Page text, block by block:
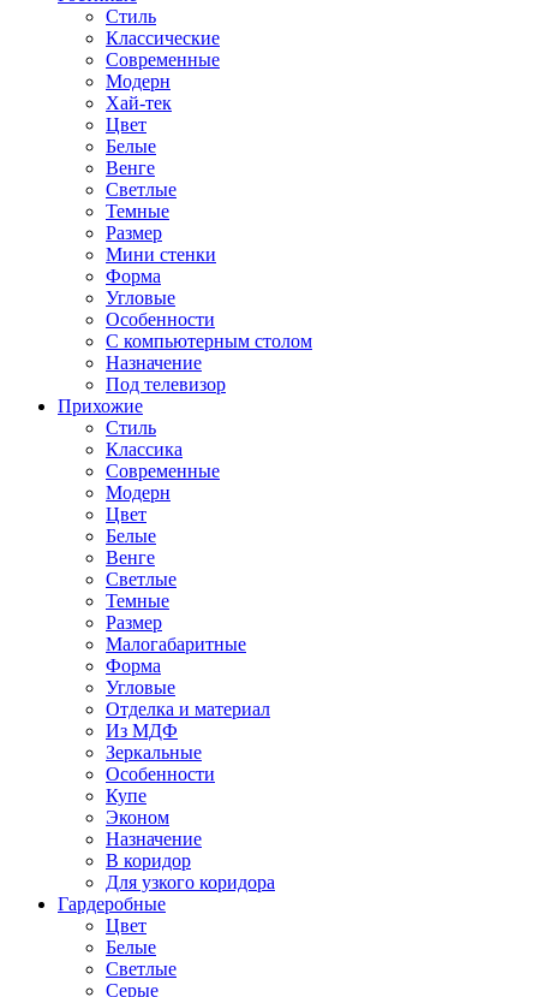
Стиль
Классические
Современные
Модерн
Хай-тек
Цвет
Белые
Венге
Светлые
Темные
Размер
Мини стенки
Форма
Угловые
Особенности
С компьютерным столом
Назначение
Под телевизор
Прихожие
Стиль
Классика
Современные
Модерн
Цвет
Белые
Венге
Светлые
Темные
Размер
Малогабаритные
Форма
Угловые
Отделка и материал
Из МДФ
Зеркальные
Особенности
Купе
Эконом
Назначение
В коридор
Для узкого коридора
Гардеробные
Цвет
Белые
Светлые
Серые